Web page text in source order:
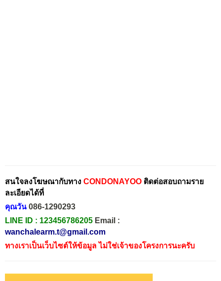
สนใจลงโฆษณากับทาง CONDONAYOO ติดต่อสอบถามราย
ละเอียดได้ที่
คุณวัน 086-1290293
LINE ID : 123456786205 Email :
wanchalearm.t@gmail.com
ทางเราเป็นเว็บไซต์ให้ข้อมูล ไม่ใช่เจ้าของโครงการนะครับ